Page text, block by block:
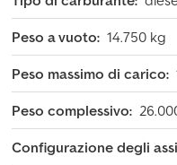
Peso a vuoto: 14.750 kg
Peso massimo di carico:
Peso complessivo:
Configurazione degli